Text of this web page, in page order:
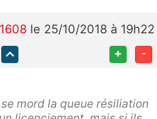
le 25/10/2018 à 19h22
+ -
mord la queue résiliation